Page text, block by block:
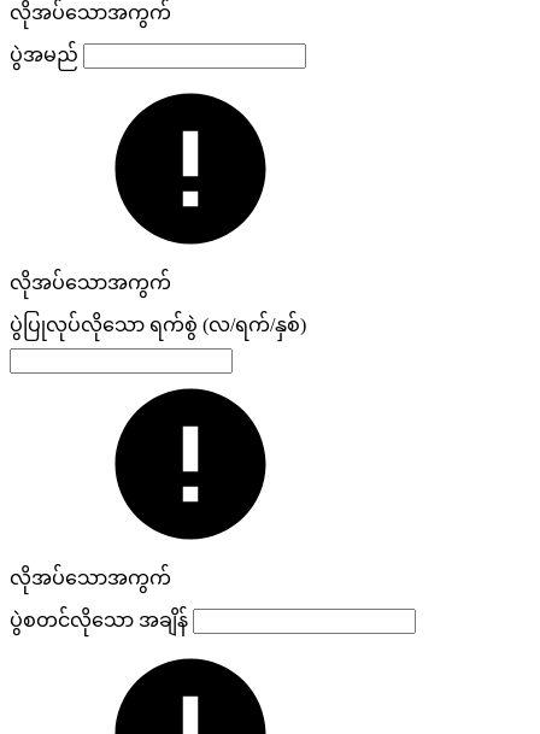
လိုအပ်သောအကွက်
ပွဲအမည်
လိုအပ်သောအကွက်
ပွဲပြုလုပ်လိုသော ရက်စွဲ (လ/ရက်/နှစ်)
လိုအပ်သောအကွက်
ပွဲစတင်လိုသော အချိန်